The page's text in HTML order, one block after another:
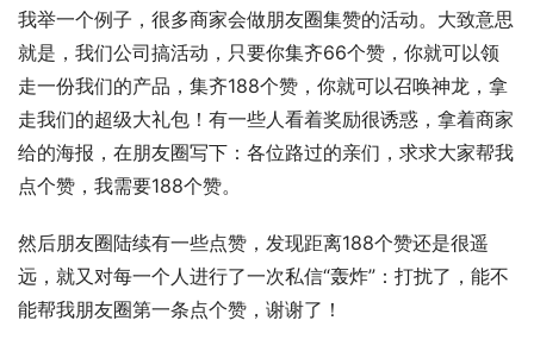
我举一个例子，很多商家会做朋友圈集赞的活动。大致意思
就是，我们公司搞活动，只要你集齐66个赞，你就可以领
走一份我们的产品，集齐188个赞，你就可以召唤神龙，拿
走我们的超级大礼包！有一些人看着奖励很诱惑，拿着商家
给的海报，在朋友圈写下：各位路过的亲们，求求大家帮我
点个赞，我需要188个赞。
然后朋友圈陆续有一些点赞，发现距离188个赞还是很遥
远，就又对每一个人进行了一次私信“轰炸”：打扰了，能不
能帮我朋友圈第一条点个赞，谢谢了！